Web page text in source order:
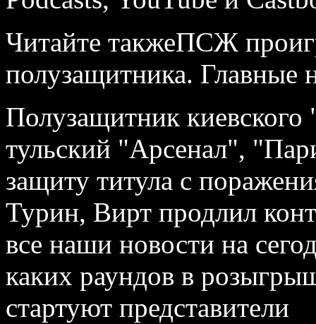
Читайте такжеПСЖ
полузащитника. Главные
Полузащитник
тульский "Арсенал",
защиту титула с
Турин, Вирт продлил
все наши новости на
каких раундов в
стартуют представители